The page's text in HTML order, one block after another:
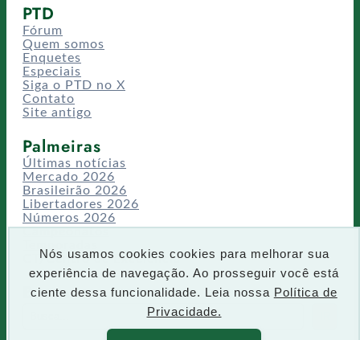
Nós usamos cookies cookies para melhorar sua
experiência de navegação. Ao prosseguir você está
ciente dessa funcionalidade. Leia nossa Política de
Privacidade.
PTD
Fórum
Quem somos
Enquetes
Especiais
Siga o PTD no X
Contato
Site antigo
Palmeiras
Últimas notícias
Mercado 2026
Brasileirão 2026
Libertadores 2026
Números 2026
Campeonatos
CT/Centro de Excelência
Busca
P
e